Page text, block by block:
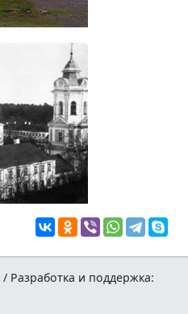
/ Разработка и поддержка: